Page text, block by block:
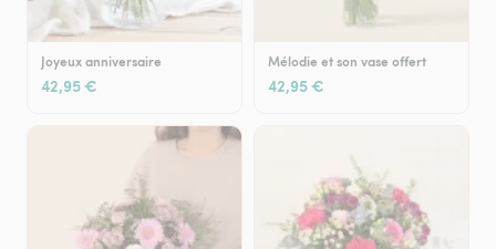
Joyeux anniversaire
42,95 €
Mélodie et son vase offert
42,95 €